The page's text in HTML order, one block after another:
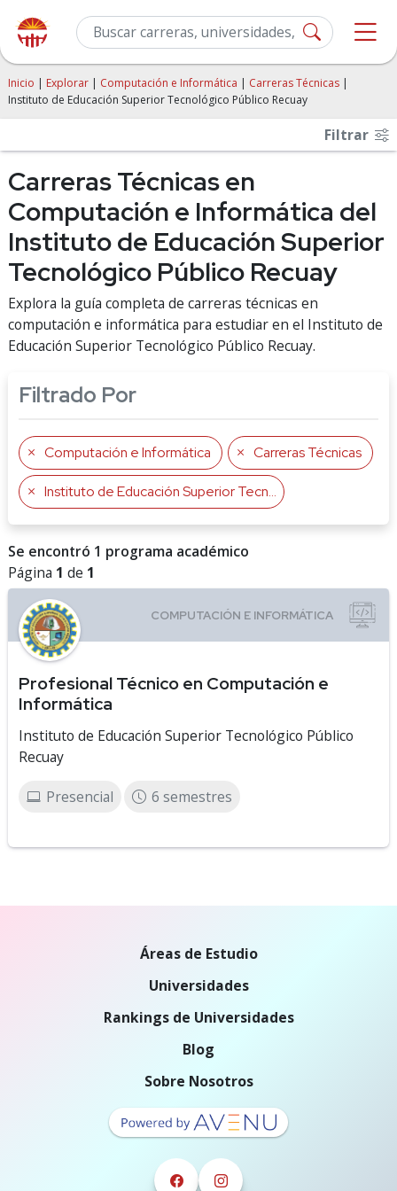
Inicio | Explorar | Computación e Informática | Carreras Técnicas |
Instituto de Educación Superior Tecnológico Público Recuay
Filtrar
Carreras Técnicas en
Computación e Informática del
Instituto de Educación Superior
Tecnológico Público Recuay
Explora la guía completa de carreras técnicas en
computación e informática para estudiar en el Instituto de
Educación Superior Tecnológico Público Recuay.
Filtrado Por
Computación e Informática Carreras Técnicas
Instituto de Educación Superior Tecnológico Público Recuay
Se encontró 1 programa académico
Página 1 de 1
Profesional Técnico en Computación e
Informática
Instituto de Educación Superior Tecnológico Público
Recuay
Presencial 6 semestres
Áreas de Estudio
Universidades
Rankings de Universidades
Blog
Sobre Nosotros